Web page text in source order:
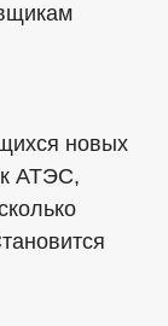
новых
АТЭС,